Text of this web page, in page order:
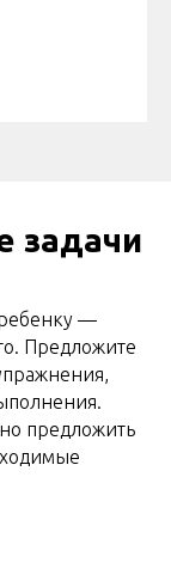
задачи
ребенку —
Предложите
предложить